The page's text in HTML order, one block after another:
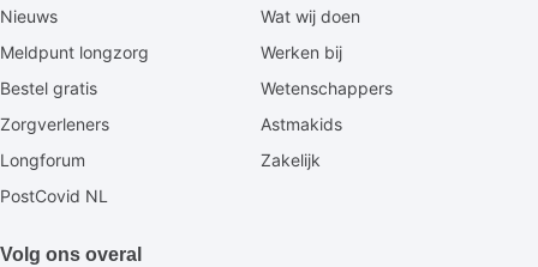
Secundaire
Nieuws
Wat wij doen
Meldpunt longzorg
Werken bij
Bestel gratis
Wetenschappers
Zorgverleners
Astmakids
Longforum
Zakelijk
PostCovid NL
Volg ons overal